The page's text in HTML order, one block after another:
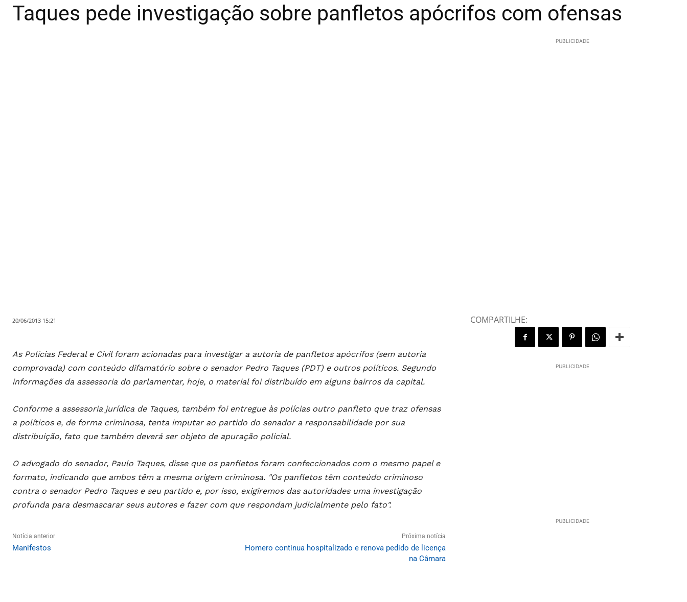
Taques pede investigação sobre panfletos apócrifos com ofensas
PUBLICIDADE
20/06/2013 15:21
As Polícias Federal e Civil foram acionadas para investigar a autoria de panfletos apócrifos (sem autoria
comprovada) com conteúdo difamatório sobre o senador Pedro Taques (PDT) e outros políticos. Segundo
informações da assessoria do parlamentar, hoje, o material foi distribuído em alguns bairros da capital.
Conforme a assessoria jurídica de Taques, também foi entregue às polícias outro panfleto que traz ofensas
a políticos e, de forma criminosa, tenta imputar ao partido do senador a responsabilidade por sua
distribuição, fato que também deverá ser objeto de apuração policial.
O advogado do senador, Paulo Taques, disse que os panfletos foram confeccionados com o mesmo papel e
formato, indicando que ambos têm a mesma origem criminosa. "Os panfletos têm conteúdo criminoso
contra o senador Pedro Taques e seu partido e, por isso, exigiremos das autoridades uma investigação
profunda para desmascarar seus autores e fazer com que respondam judicialmente pelo fato".
Notícia anterior
Manifestos
Próxima notícia
Homero continua hospitalizado e renova pedido de licença
na Câmara
COMPARTILHE:
PUBLICIDADE
PUBLICIDADE